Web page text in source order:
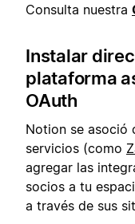
Consulta nuestra
Instalar
plataforma
OAuth
Notion se asoció
servicios (como
agregar las
socios a tu
a través de sus